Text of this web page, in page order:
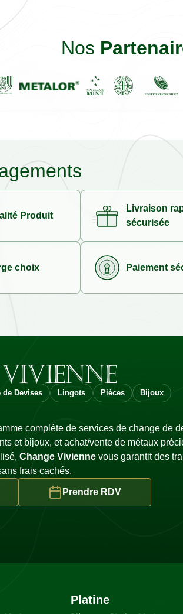
Nos
Produit
Livraison
sécurisée
choix Paiement
de Devises Lingots Pièces Bijoux
complète de services de change de
et bijoux, et achat/vente de métaux
Change Viviennevous garantit des
frais cachés.
Prendre RDV
Platine